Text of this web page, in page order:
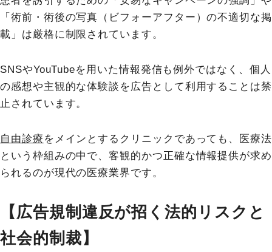
「術前・術後の写真（ビフォーアフター）の不適切な掲
載」は厳格に制限されています。
SNSやYouTubeを用いた情報発信も例外ではなく、個人
の感想や主観的な体験談を広告として利用することは禁
止されています。
自由診療 をメインとするクリニックであっても、医療法
という枠組みの中で、客観的かつ正確な情報提供が求め
られるのが現代の医療業界です。
【広告規制違反が招く法的リスクと
社会的制裁】